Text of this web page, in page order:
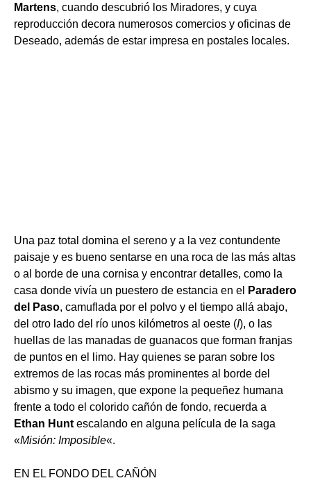
Martens, cuando descubrió los Miradores, y cuya
reproducción decora numerosos comercios y oficinas de
Deseado, además de estar impresa en postales locales.
Una paz total domina el sereno y a la vez contundente
paisaje y es bueno sentarse en una roca de las más altas
o al borde de una cornisa y encontrar detalles, como la
casa donde vivía un puestero de estancia en el
Paradero
del Paso, camuflada por el polvo y el tiempo allá abajo,
del otro lado del río unos kilómetros al oeste (I), o las
huellas de las manadas de guanacos que forman franjas
de puntos en el limo. Hay quienes se paran sobre los
extremos de las rocas más prominentes al borde del
abismo y su imagen, que expone la pequeñez humana
frente a todo el colorido cañón de fondo, recuerda a
Ethan Hunt escalando en alguna película de la saga
«Misión: Imposible«.
EN EL FONDO DEL CAÑÓN